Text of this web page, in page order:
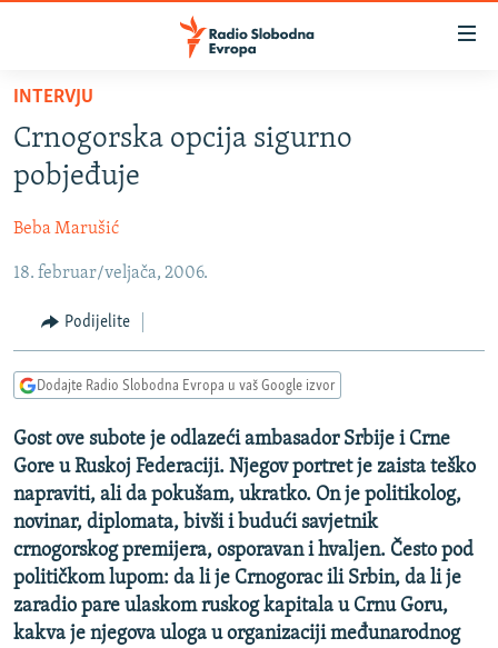
Pređite
glavni
sadržaj
Pređite
na
navigaciju
Pređite
pretragu
BOSNA I HERCEGOVINA
SRBIJA
KOSOVO
CRNA GORA
VIZUELNO
FOTOGALERIJE
INFOGRAFIKE
PODCASTI
RAT U UKRAJINI
KINA NA BALKANU
RSE PRIČE IZ SVIJETA
ISPRIČAJ MI
DNEVNO@RSE
SPECIJALI RSE
VIŠE OD NASLOVA
INTERVJU
Crnogorska opcija sigurno
pobjeđuje
Beba Marušić
18. februar/veljača, 2006.
Podijelite
Dodajte Radio Slobodna Evropa u vaš Google izvor
Gost ove subote je odlazeći ambasador Srbije i Crne
Gore u Ruskoj Federaciji. Njegov portret je zaista teško
napraviti, ali da pokušam, ukratko. On je politikolog,
novinar, diplomata, bivši i budući savjetnik
crnogorskog premijera, osporavan i hvaljen. Često pod
političkom lupom: da li je Crnogorac ili Srbin, da li je
zaradio pare ulaskom ruskog kapitala u Crnu Goru,
kakva je njegova uloga u organizaciji međunarodnog